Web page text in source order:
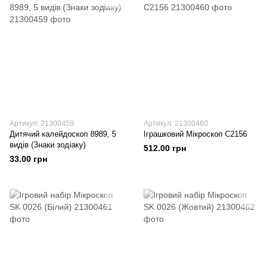
Артикул: 21300459
Дитячий калейдоскоп 8989, 5
видів (Знаки зодіаку)
33.00 грн
Артикул: 21300460
Іграшковий Мікроскоп C2156
512.00 грн